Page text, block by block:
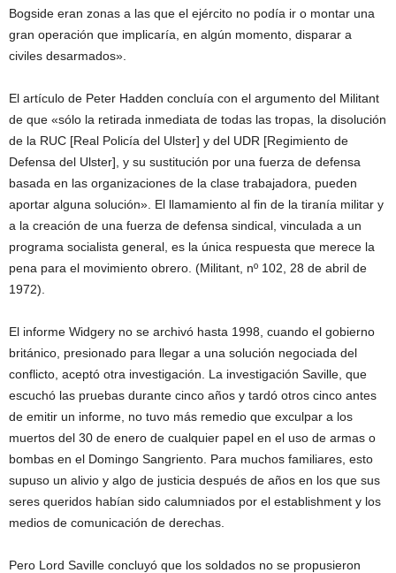
Bogside eran zonas a las que el ejército no podía ir o montar una
gran operación que implicaría, en algún momento, disparar a
civiles desarmados».
El artículo de Peter Hadden concluía con el argumento del Militant
de que «sólo la retirada inmediata de todas las tropas, la disolución
de la RUC [Real Policía del Ulster] y del UDR [Regimiento de
Defensa del Ulster], y su sustitución por una fuerza de defensa
basada en las organizaciones de la clase trabajadora, pueden
aportar alguna solución». El llamamiento al fin de la tiranía militar y
a la creación de una fuerza de defensa sindical, vinculada a un
programa socialista general, es la única respuesta que merece la
pena para el movimiento obrero. (Militant, nº 102, 28 de abril de
1972).
El informe Widgery no se archivó hasta 1998, cuando el gobierno
británico, presionado para llegar a una solución negociada del
conflicto, aceptó otra investigación. La investigación Saville, que
escuchó las pruebas durante cinco años y tardó otros cinco antes
de emitir un informe, no tuvo más remedio que exculpar a los
muertos del 30 de enero de cualquier papel en el uso de armas o
bombas en el Domingo Sangriento. Para muchos familiares, esto
supuso un alivio y algo de justicia después de años en los que sus
seres queridos habían sido calumniados por el establishment y los
medios de comunicación de derechas.
Pero Lord Saville concluyó que los soldados no se propusieron